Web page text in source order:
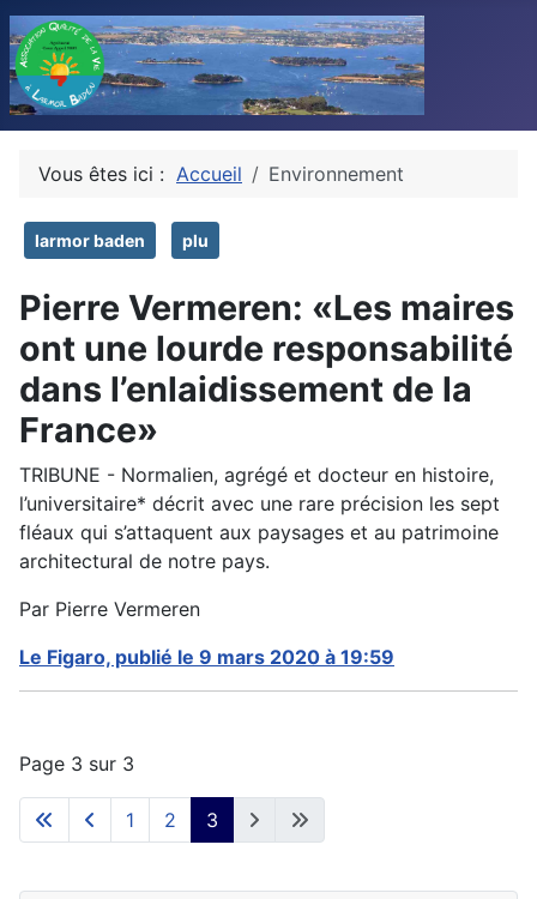
Vous êtes ici : Accueil Environnement
larmor baden plu
Pierre Vermeren: «Les maires
ont une lourde responsabilité
dans l’enlaidissement de la
France»
TRIBUNE - Normalien, agrégé et docteur en histoire,
l’universitaire* décrit avec une rare précision les sept
fléaux qui s’attaquent aux paysages et au patrimoine
architectural de notre pays.
Par Pierre Vermeren
Le Figaro, publié le 9 mars 2020 à 19:59
Page 3 sur 3
1 2 3